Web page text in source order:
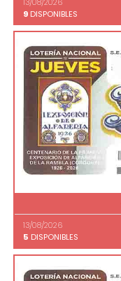
9 DISPONIBLES
13/08/2026
5 DISPONIBLES